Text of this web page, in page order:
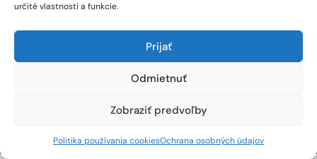
určité vlastnosti a funkcie.
Prijať
Odmietnuť
Zobraziť predvoľby
Politika používania cookiesOchrana osobných údajov
Lignotesting, a. s. © 2024 | Všetky práva vyhradené. | Vytvoril: Marek Heinfarth.